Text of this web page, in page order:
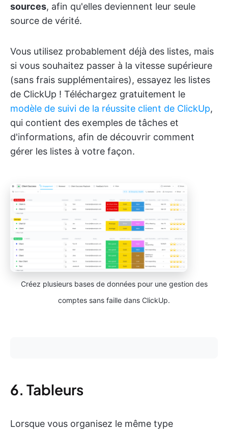
sources, afin qu'elles deviennent leur seule
source de vérité.
Vous utilisez probablement déjà des listes, mais
si vous souhaitez passer à la vitesse supérieure
(sans frais supplémentaires), essayez les listes
de ClickUp ! Téléchargez gratuitement le
modèle de suivi de la réussite client de ClickUp,
qui contient des exemples de tâches et
d'informations, afin de découvrir comment
gérer les listes à votre façon.
Créez plusieurs bases de données pour une gestion des
comptes sans faille dans ClickUp.
6. Tableurs
Lorsque vous organisez le même type